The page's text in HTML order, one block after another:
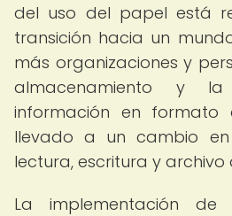
del uso del papel está
transición hacia un
más organizaciones y
almacenamiento y
información en
llevado a un cambio
lectura, escritura y
La implementación de